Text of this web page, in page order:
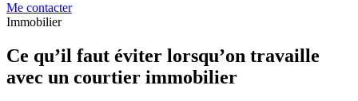
Me contacter
Immobilier
Ce qu’il faut éviter lorsqu’on travaille
avec un courtier immobilier